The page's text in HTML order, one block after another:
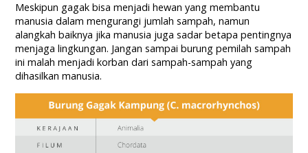
Meskipun gagak bisa menjadi hewan yang membantu
manusia dalam mengurangi jumlah sampah, namun
alangkah baiknya jika manusia juga sadar betapa pentingnya
menjaga lingkungan. Jangan sampai burung pemilah sampah
ini malah menjadi korban dari sampah-sampah yang
dihasilkan manusia.